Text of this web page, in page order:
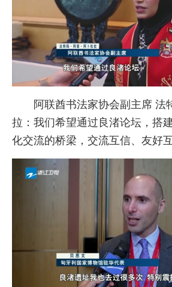
阿联酋书法家协会副主席 法
拉：我们希望通过良渚论坛，搭
化交流的桥梁，交流互信、友好互